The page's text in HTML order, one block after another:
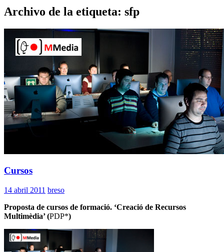
Archivo de la etiqueta: sfp
Cursos
14 abril 2011 breso
Proposta de cursos de formació. ‘Creació de Recursos
Multimèdia’ (PDP*)